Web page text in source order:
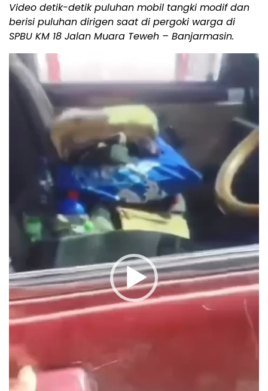
Video detik-detik puluhan mobil tangki modif dan
berisi puluhan dirigen saat di pergoki warga di
SPBU KM 18 Jalan Muara Teweh – Banjarmasin.
Pemutar
Video